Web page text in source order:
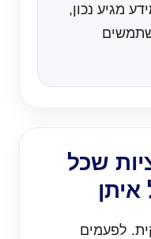
מגיע נכון,
שכל
לפעמים